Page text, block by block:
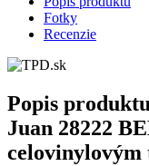
Fotky
Recenzie
Popis
Juan 28222
celovinylovým